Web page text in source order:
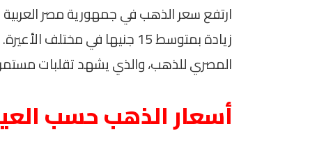
زيادة بمتوسط 15 جنيها في
المصري للذهب، والذي يشهد تقلبات
أسعار الذهب حسب